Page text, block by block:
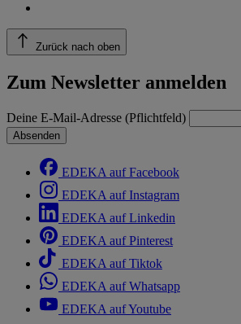
Zurück nach oben
Zum Newsletter anmelden
Deine E-Mail-Adresse (Pflichtfeld)
Absenden
EDEKA auf Facebook
EDEKA auf Instagram
EDEKA auf Linkedin
EDEKA auf Pinterest
EDEKA auf Tiktok
EDEKA auf Whatsapp
EDEKA auf Youtube